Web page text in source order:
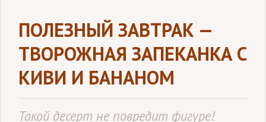
ПОЛЕЗНЫЙ ЗАВТРАК —
ТВОРОЖНАЯ ЗАПЕКАНКА С
КИВИ И БАНАНОМ
Такой десерт не повредит фигуре!